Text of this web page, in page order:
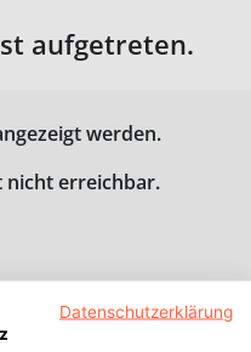
aufgetreten.
werden.
nicht erreichbar.
Datenschutzerklärung